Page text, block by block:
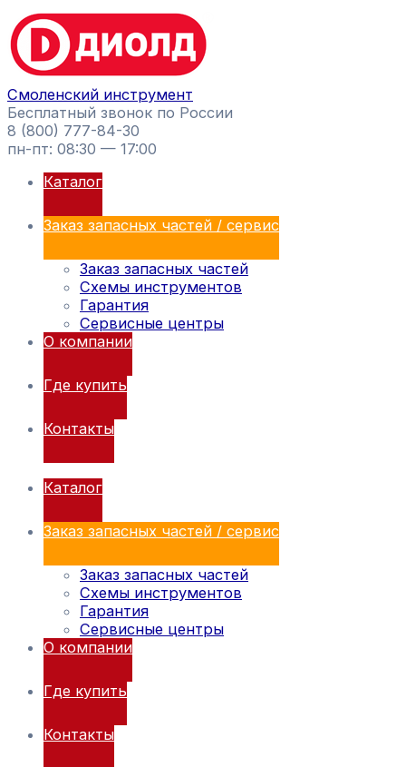
Перейти
к
содержимому
Смоленский инструмент
Бесплатный звонок по России
8 (800) 777-84-30
пн-пт: 08:30 — 17:00
Каталог
Заказ запасных частей / сервис
Заказ запасных частей
Схемы инструментов
Гарантия
Сервисные центры
О компании
Где купить
Контакты
Каталог
Заказ запасных частей / сервис
Заказ запасных частей
Схемы инструментов
Гарантия
Сервисные центры
О компании
Где купить
Контакты
Поиск
товаров